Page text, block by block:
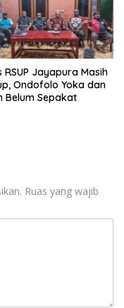
RSUP Jayapura Masih
Ondofolo Yoka dan
Belum Sepakat
Ruas yang wajib